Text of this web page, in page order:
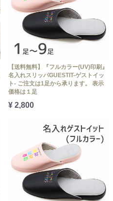
【送料無料】『フルカラー(UV)印刷』
名入れスリッパGUESTIT-ゲストイッ
ト- ご注文は1足から承ります。 表示
価格は１足
¥ 2,800